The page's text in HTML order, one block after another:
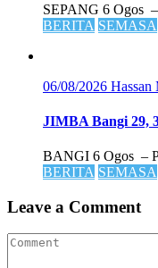
SEPANG 6 Ogos
BERITA SEMASA
06/08/2026
JIMBA Bangi 29,
BANGI 6 Ogos –
BERITA SEMASA
Leave a Comment